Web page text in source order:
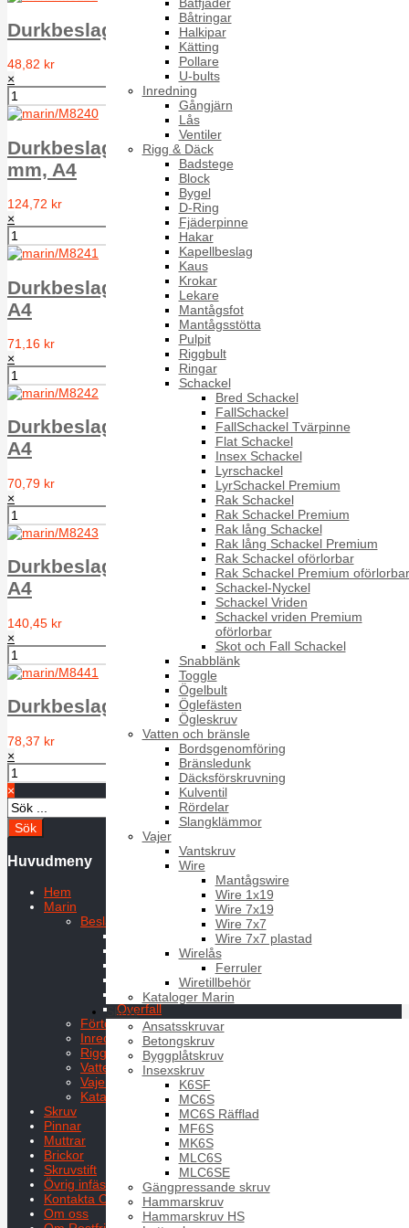
Båtringar
Halkipar
Kätting
Pollare
U-bults
Inredning
Gångjärn
Lås
Ventiler
Rigg & Däck
Badstege
Block
Bygel
D-Ring
Fjäderpinne
Hakar
Kapellbeslag
Kaus
Krokar
Lekare
Mantågsfot
Mantågsstötta
Pulpit
Riggbult
Ringar
Schackel
Bred Schackel
FallSchackel
FallSchackel Tvärpinne
Flat Schackel
Insex Schackel
Lyrschackel
LyrSchackel Premium
Rak Schackel
Rak Schackel Premium
Rak lång Schackel
Rak lång Schackel Premium
Rak Schackel oförlorbar
Rak Schackel Premium oförlorbar
Schackel-Nyckel
Schackel Vriden
Schackel vriden Premium
oförlorbar
Skot och Fall Schackel
Snabblänk
Toggle
Ögelbult
Öglefästen
Ögleskruv
Vatten och bränsle
Bordsgenomföring
Bränsledunk
Däcksförskruvning
Kulventil
Rördelar
Slangklämmor
Vajer
Vantskruv
Wire
Mantågswire
Wire 1x19
Wire 7x19
Wire 7x7
Wire 7x7 plastad
Wirelås
Ferruler
Wiretillbehör
Kataloger Marin
Skruv
Ansatsskruvar
Betongskruv
Byggplåtskruv
Insexskruv
K6SF
MC6S
MC6S Räfflad
MF6S
MK6S
MLC6S
MLC6SE
Gängpressande skruv
Hammarskruv
Hammarskruv HS
Durkbeslag rostfri 57 X 76 mm, A2
48,82 kr
×
Durkbeslag med låsbleck Syrafast 58 X 40
mm, A4
124,72 kr
×
Durkbeslag pol Syrafast L46 46 X 38 mm,
A4
71,16 kr
×
Durkbeslag pol Syrafast L63 63 X 44 mm,
A4
70,79 kr
×
Durkbeslag pol Syrafast L76 76 X 56 mm,
A4
140,45 kr
×
Durkbeslag Rund D=50 mm, A4
78,37 kr
×
×
Huvudmeny
Hem
Marin
Beslag
Bandlås syrafast 50 mm
Durkbeslag
Säkerhetsringar
Överfall
Förtöjning
Inredning
Rigg & Däck
Vatten och bränsle
Vajer
Kataloger Marin
Skruv
Pinnar
Muttrar
Brickor
Skruvstift
Övrig infästning
Kontakta Oss
Om oss